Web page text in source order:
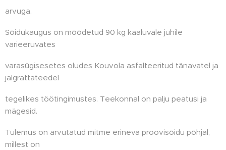
arvuga.
Sõidukaugus on mõõdetud 90 kg kaaluvale juhile
varieeruvates
varasügisesetes oludes Kouvola asfalteeritud tänavatel ja
jalgrattateedel
tegelikes töötingimustes. Teekonnal on palju peatusi ja
mägesid.
Tulemus on arvutatud mitme erineva proovisõidu põhjal,
millest on